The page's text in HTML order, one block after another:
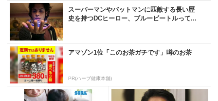
スーパーマンやバットマンに匹敵する長い歴
史を持つDCヒーロー、ブルービートルって...
アマゾン1位「このお茶ガチです」噂のお茶
PR(ハーブ健康本舗)